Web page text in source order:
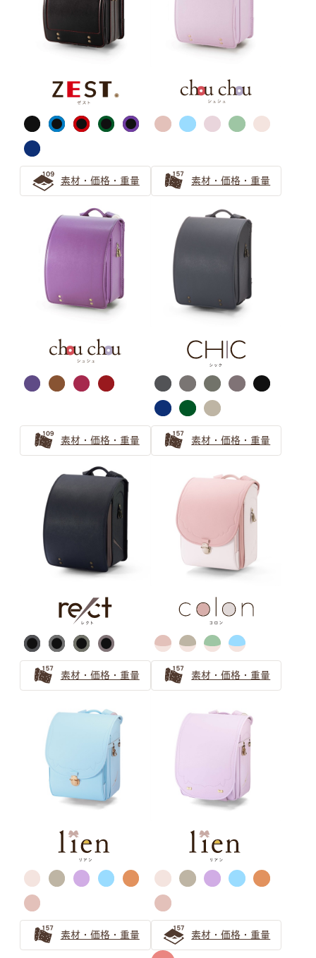
ピンク サックス（水色）
ブルー・ネイビー ブラック
萬勇鞄ランドセル
カラー選びガイド
お子さまにとって個性を育む大切な思い出。
世界にひとつだけの、
お子さまのお気に入りがきっと見つかるように
ランドセルカラーの選び方ガイドをお届けします。
グレー ランドセルの選び方
【2025年】グレーのランドセルが男の子に人気！2026
年入学向けの注目の色は？
グレーのランドセルは知的でスタイリッシュ！色味で個性
をプラスしよう
グレーのランドセルがおしゃれで人気！2024年のトレン
ドの予感
ベージュ ランドセルの選び方
ベージュのランドセルは選び方で印象が変わる！オンリー
ワンのランドセルを見つけよう
安らぎと上品さ 「ピンクベージュ」ランドセルの選び方
グリーン ランドセルの選び方
素材・価格・重量 素材・価格・重量
素材・価格・重量 素材・価格・重量
素材・価格・重量 素材・価格・重量
素材・価格・重量 素材・価格・重量